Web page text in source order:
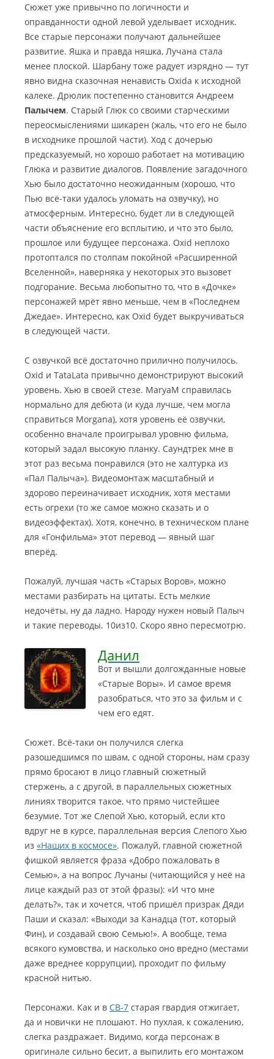
Сюжет уже привычно по логичности и
оправданности одной левой уделывает исходник.
Все старые персонажи получают дальнейшее
развитие. Яшка и правда няшка, Лучана стала
менее плоской. Шарбану тоже радует изрядно — тут
явно видна сказочная ненависть Oxidа к исходной
калеке. Дрюлик постепенно становится Андреем
Палычем. Старый Глюк со своими старческими
переосмыслениями шикарен (жаль, что его не было
в исходнике прошлой части). Ход с дочерью
предсказуемый, но хорошо работает на мотивацию
Глюка и развитие диалогов. Появление загадочного
Хью было достаточно неожиданным (хорошо, что
Пью всё-таки удалось уломать на озвучку), но
атмосферным. Интересно, будет ли в следующей
части объяснение его всплытию, и что это было,
прошлое или будущее персонажа. Oxid неплохо
протоптался по столпам покойной «Расширенной
Вселенной», наверняка у некоторых это вызовет
подгорание. Весьма любопытно то, что в «Дочке»
персонажей мрёт явно меньше, чем в «Последнем
Джедае». Интересно, как Oxid будет выкручиваться
в следующей части.
С озвучкой всё достаточно прилично получилось.
Oxid и TataLata привычно демонстрируют высокий
уровень. Хью в своей стезе. MaryaM справилась
нормально для дебюта (и куда лучше, чем могла
справиться Morgana), хотя уровень её озвучки,
особенно вначале проигрывал уровню фильма,
который задал высокую планку. Саундтрек мне в
этот раз весьма понравился (это не халтурка из
«Пал Палыча»). Видеомонтаж масштабный и
здорово переиначивает исходник, хотя местами
есть огрехи (то же самое можно сказать и о
видеоэффектах). Хотя, конечно, в техническом плане
для «Гонфильма» этот перевод — явный шаг
вперёд.
Пожалуй, лучшая часть «Старых Воров», можно
местами разбирать на цитаты. Есть мелкие
недочёты, ну да ладно. Народу нужен новый Палыч
и такие переводы. 10из10. Скоро явно пересмотрю.
Данил
Вот и вышли долгожданные новые
«Старые Воры». И самое время
разобраться, что это за фильм и с
чем его едят.
Сюжет. Всё-таки он получился слегка
разошедшимся по швам, с одной стороны, нам сразу
прямо бросают в лицо главный сюжетный
стержень, а с другой, в параллельных сюжетных
линиях творится такое, что прямо чистейшее
безумие. Тот же Слепой Хью, который, если кто
вдруг не в курсе, параллельная версия Слепого Хью
из «Наших в космосе». Пожалуй, главной сюжетной
фишкой является фраза «Добро пожаловать в
Семью», а на вопрос Лучаны (читающийся у неё на
лице каждый раз от этой фразы): «И что мне
делать?», так и хочется, чтоб пришёл призрак Дяди
Паши и сказал: «Выходи за Канадца (тот, который
Фин), и создавай свою Семью!». А вообще, тема
всякого кумовства, и насколько оно вредно (местами
даже вреднее коррупции), проходит по фильму
красной нитью.
Персонажи. Как и в СВ-7 старая гвардия отжигает,
да и новички не плошают. Но пухлая, к сожалению,
слегка раздражает. Видимо, когда персонаж в
оригинале сильно бесит, а выпилить его монтажом